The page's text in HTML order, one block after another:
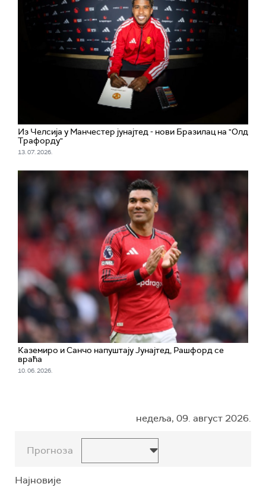
Из Челсија у Манчестер јунајтед - нови Бразилац на "Олд
Трафорду"
13. 07. 2026.
Каземиро и Санчо напуштају Jунајтед, Рашфорд се
враћа
10. 06. 2026.
недеља, 09. август 2026.
Прогноза
Најновије